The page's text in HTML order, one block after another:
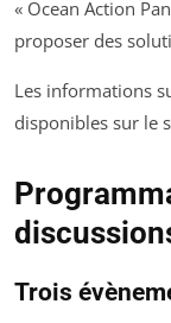
« Ocean Action
proposer des
Les informations
disponibles sur le
Trois